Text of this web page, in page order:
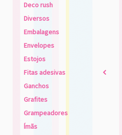
Deco rush
Diversos
Embalagens
Envelopes
Estojos
Fitas adesivas
2
Ganchos
Grafites
Grampeadores
Ímãs